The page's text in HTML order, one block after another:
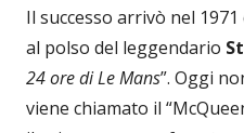
Il successo arrivò nel
al polso del leggendario
24 ore di Le Mans”. Oggi
viene chiamato il